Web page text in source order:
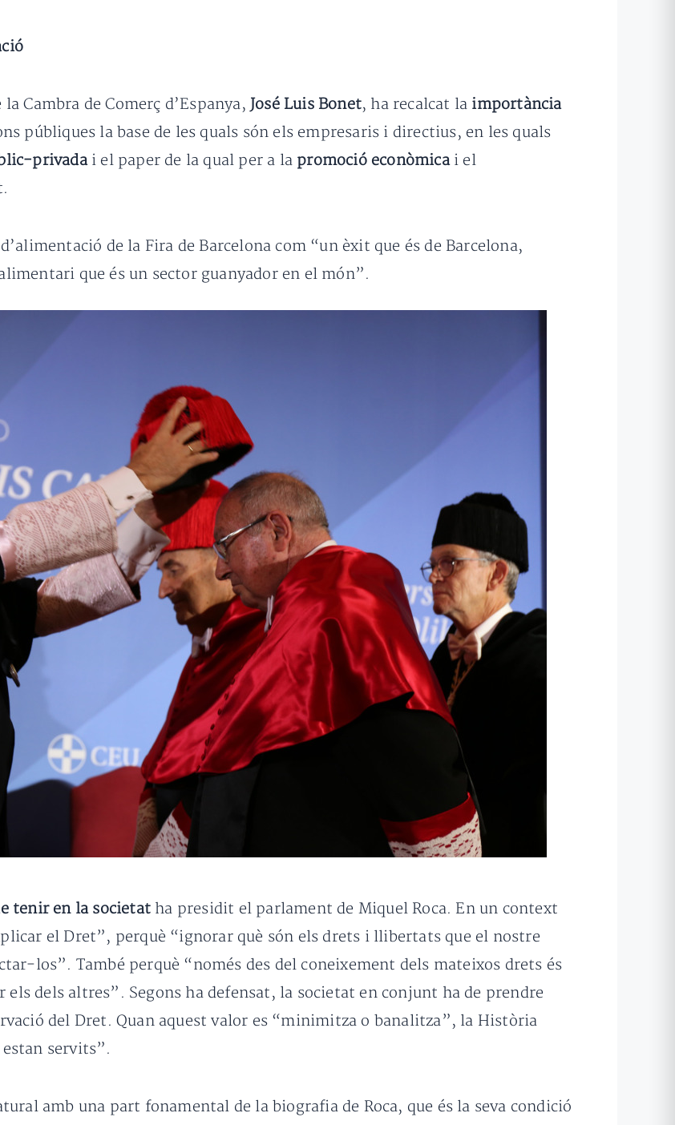
Cambra de Comerç d’Espanya, José Luis Bonet, ha recalcat la importància
públiques la base de les quals són els empresaris i directius, en les quals
privadai el paper de la qual per a la promoció econòmicai el
de la Fira de Barcelona com “un èxit que és de Barcelona,
que és un sector guanyador en el món”.
tenir en la societat ha presidit el parlament de Miquel Roca. En un context
el Dret”, perquè “ignorar què són els drets i llibertats que el nostre
los”. També perquè “només des del coneixement dels mateixos drets és
dels altres”. Segons ha defensat, la societat en conjunt ha de prendre
del Dret. Quan aquest valor es “minimitza o banalitza”, la Història
servits”.
amb una part fonamental de la biografia de Roca, que és la seva condició